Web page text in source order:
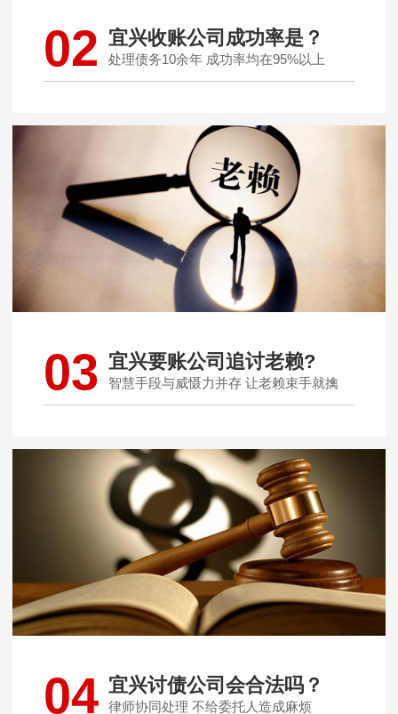
02 宜兴收账公司成功率是？
处理债务10余年 成功率均在95%以上
03 宜兴要账公司追讨老赖?
智慧手段与威慑力并存 让老赖束手就擒
04 宜兴讨债公司会合法吗？
律师协同处理 不给委托人造成麻烦